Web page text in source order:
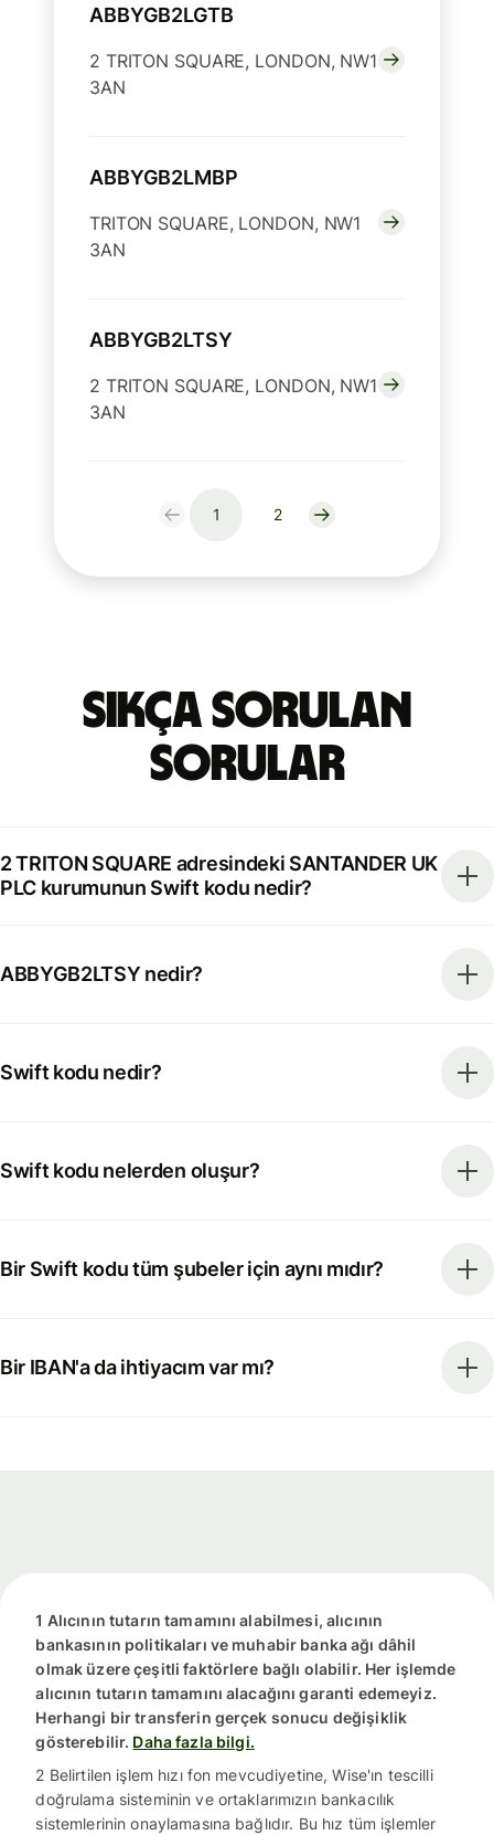
ABBYGB2LGTB
2 TRITON SQUARE, LONDON, NW1
3AN
ABBYGB2LMBP
TRITON SQUARE, LONDON, NW1
3AN
ABBYGB2LTSY
2 TRITON SQUARE, LONDON, NW1
3AN
1 2
Sıkça Sorulan
Sorular
2 TRITON SQUARE adresindeki SANTANDER UK
PLC kurumunun Swift kodu nedir?
ABBYGB2LTSY nedir?
Swift kodu nedir?
Swift kodu nelerden oluşur?
Bir Swift kodu tüm şubeler için aynı mıdır?
Bir IBAN'a da ihtiyacım var mı?
1 Alıcının tutarın tamamını alabilmesi, alıcının
bankasının politikaları ve muhabir banka ağı dâhil
olmak üzere çeşitli faktörlere bağlı olabilir. Her işlemde
alıcının tutarın tamamını alacağını garanti edemeyiz.
Herhangi bir transferin gerçek sonucu değişiklik
gösterebilir. Daha fazla bilgi.
2 Belirtilen işlem hızı fon mevcudiyetine, Wise'ın tescilli
doğrulama sisteminin ve ortaklarımızın bankacılık
sistemlerinin onaylamasına bağlıdır. Bu hız tüm işlemler